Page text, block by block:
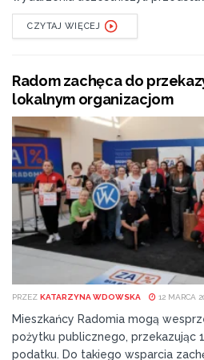
macierzyństwo”. W jego opinii
rosnącej dysproporcji w
W okresie, w którym
dzieci, zarobki mężczyzn rosną
zarobki kobiet. Zdaniem
na systemową
CZYTAJ WIĘCEJ
Radom zachęca do
lokalnym organizacjom
PRZEZ KATARZYNA WDOWSKA 12 MARCA
Mieszkańcy Radomia mogą
pożytku publicznego, przekazując
podatku. Do takiego wsparcia